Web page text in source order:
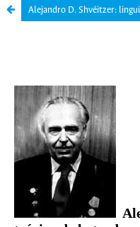
Alejandro D. Shvéitzer: